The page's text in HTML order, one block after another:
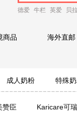
德爱 牛栏 英爱 贝
商品 海外直邮
成人奶粉 特殊
赞臣 Karicare可